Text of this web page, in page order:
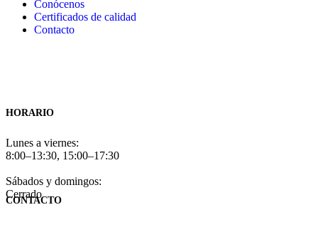
Conócenos
Certificados de calidad
Contacto
HORARIO
Lunes a viernes:
8:00–13:30, 15:00–17:30
Sábados y domingos:
Cerrado
CONTACTO